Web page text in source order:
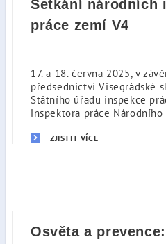
Setkání národních
práce zemí V4
17. a 18. června 2025, v
předsednictví Visegrádské
Státního úřadu inspekce
inspektora práce
ZJISTIT VÍCE
Osvěta a